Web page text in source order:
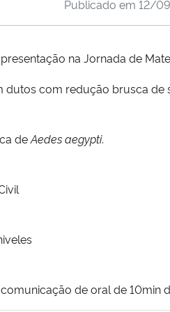
Publicado em 12/
na Jornada de
com redução brusca de
deAedes aegypti.
de oral de 10min